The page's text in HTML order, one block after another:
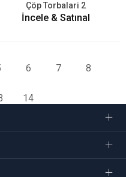
Çöp Torbalari 2
İncele & Satınal
6 7 8
14